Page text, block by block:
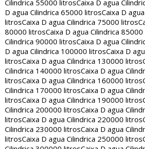
Cilindrica 55000 litrosCaixa D agua
D agua Cilindrica 65000 litrosCaixa D
litrosCaixa D agua Cilindrica 75000 litros
80000 litrosCaixa D agua Cilindrica
Cilindrica 90000 litrosCaixa D agua
D agua Cilindrica 100000 litrosCaixa D
litrosCaixa D agua Cilindrica 130000 litros
Cilindrica 140000 litrosCaixa D agua
litrosCaixa D agua Cilindrica 160000 litros
Cilindrica 170000 litrosCaixa D agua
litrosCaixa D agua Cilindrica 190000 litros
Cilindrica 200000 litrosCaixa D agua
litrosCaixa D agua Cilindrica 220000 litros
Cilindrica 230000 litrosCaixa D agua
litrosCaixa D agua Cilindrica 250000 litros